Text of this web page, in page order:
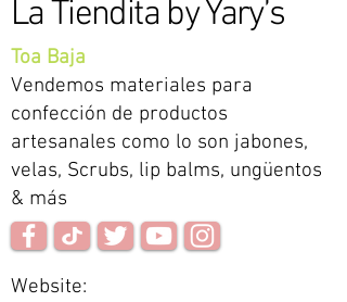
La Tiendita by Yary’s
Toa Baja
Vendemos materiales para
confección de productos
artesanales como lo son jabones,
velas, Scrubs, lip balms, ungüentos
& más
Website: